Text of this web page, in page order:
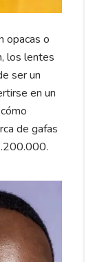
opacas o
los lentes
ser un
en un
de gafas